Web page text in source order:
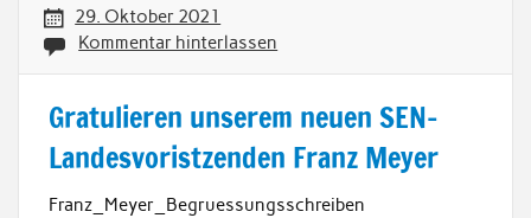
29. Oktober 2021
Kommentar hinterlassen
Gratulieren unserem neuen SEN-
Landesvoristzenden Franz Meyer
Franz_Meyer_Begruessungsschreiben